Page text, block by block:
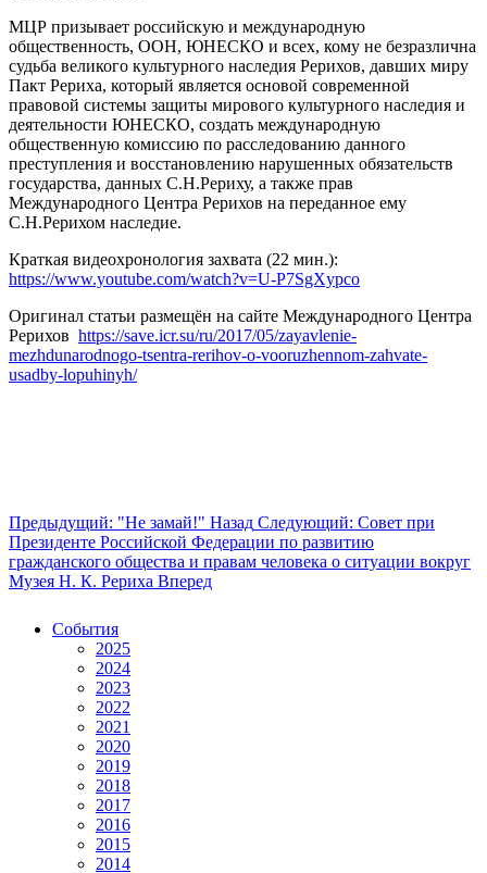
МЦР призывает российскую и международную
общественность, ООН, ЮНЕСКО и всех, кому не безразлична
судьба великого культурного наследия Рерихов, давших миру
Пакт Рериха, который является основой современной
правовой системы защиты мирового культурного наследия и
деятельности ЮНЕСКО, создать международную
общественную комиссию по расследованию данного
преступления и восстановлению нарушенных обязательств
государства, данных С.Н.Рериху, а также прав
Международного Центра Рерихов на переданное ему
С.Н.Рерихом наследие.
Краткая видеохронология захвата (22 мин.):
https://www.youtube.com/watch?v=U-P7SgXypco
Оригинал статьи размещён на сайте Международного Центра
Рерихов https://save.icr.su/ru/2017/05/zayavlenie-
mezhdunarodnogo-tsentra-rerihov-o-vooruzhennom-zahvate-
usadby-lopuhinyh/
Предыдущий: "Не замай!" Назад Следующий: Совет при
Президенте Российской Федерации по развитию
гражданского общества и правам человека о ситуации вокруг
Музея Н. К. Рериха Вперед
События
2025
2024
2023
2022
2021
2020
2019
2018
2017
2016
2015
2014